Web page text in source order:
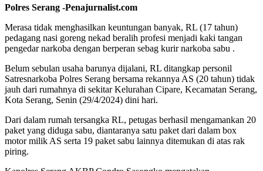
Polres Serang -Penajurnalist.com
Merasa tidak menghasilkan keuntungan banyak, RL (17 tahun)
pedagang nasi goreng nekad beralih profesi menjadi kaki tangan
pengedar narkoba dengan berperan sebag kurir narkoba sabu .
Belum sebulan usaha barunya dijalani, RL ditangkap personil
Satresnarkoba Polres Serang bersama rekannya AS (20 tahun) tidak
jauh dari rumahnya di sekitar Kelurahan Cipare, Kecamatan Serang,
Kota Serang, Senin (29/4/2024) dini hari.
Dari dalam rumah tersangka RL, petugas berhasil mengamankan 20
paket yang diduga sabu, diantaranya satu paket dari dalam box
motor milik AS serta 19 paket sabu lainnya ditemukan di atas rak
piring.